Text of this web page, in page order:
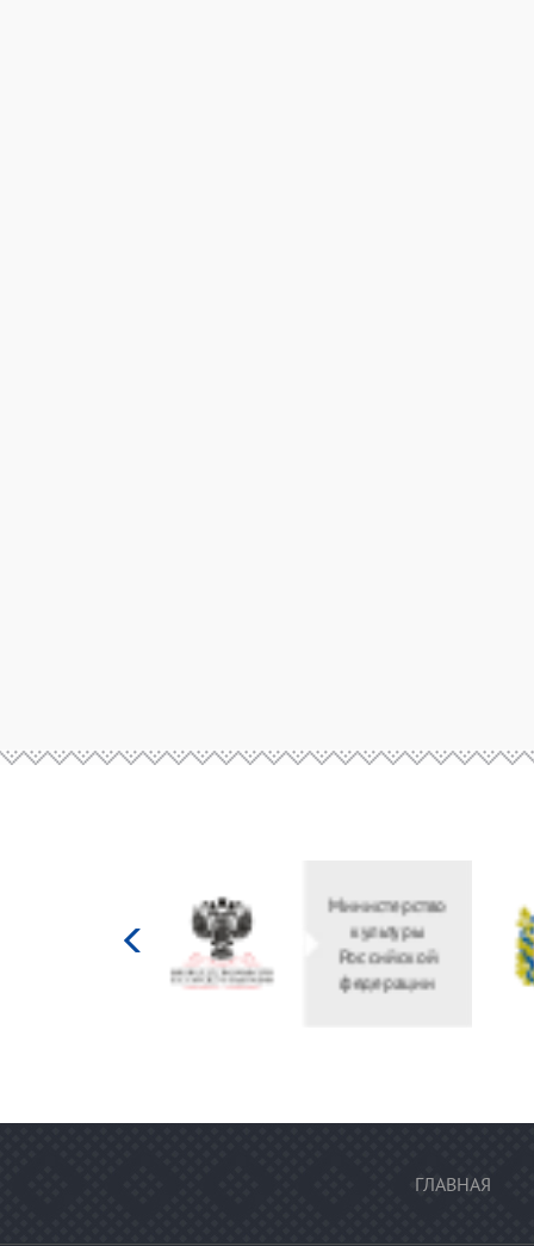
Министерство
культуры
Российской
федерации
ГЛАВНАЯ